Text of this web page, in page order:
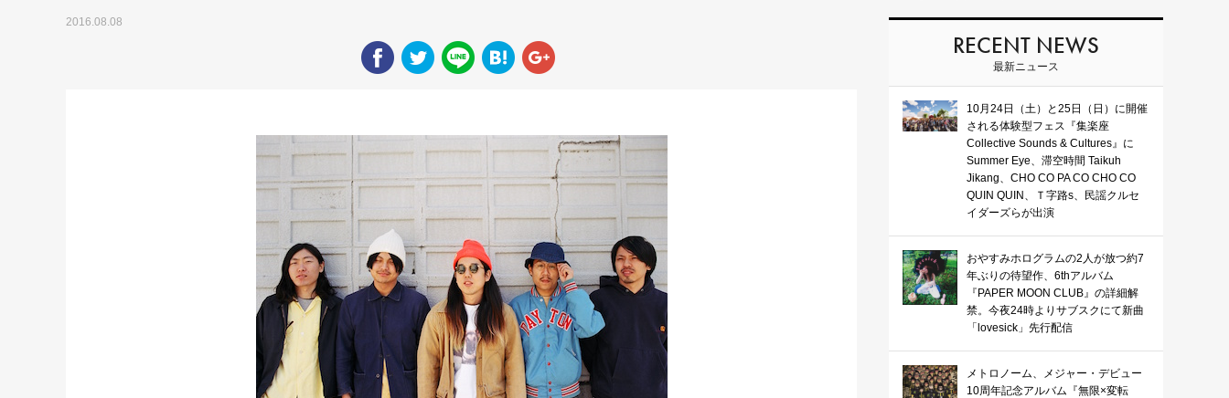
2016.08.08
RECENT NEWS
最新ニュース
10月24日（土）と25日（日）に開催
される体験型フェス『集楽座
Collective Sounds & Cultures』に
Summer Eye、滞空時間 Taikuh
Jikang、CHO CO PA CO CHO CO
QUIN QUIN、Ｔ字路s、民謡クルセ
イダーズらが出演
おやすみホログラムの2人が放つ約7
年ぶりの待望作、6thアルバム
『PAPER MOON CLUB』の詳細解
禁。今夜24時よりサブスクにて新曲
「lovesick」先行配信
メトロノーム、メジャー・デビュー
10周年記念アルバム『無限×変転